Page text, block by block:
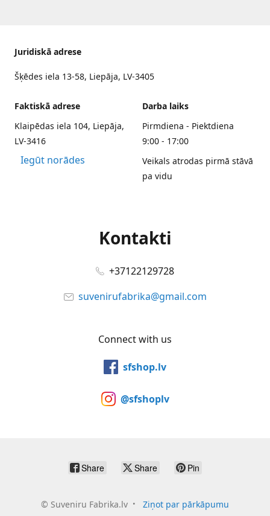
Juridiskā adrese
Šķēdes iela 13-58, Liepāja, LV-3405
Faktiskā adrese
Klaipēdas iela 104, Liepāja,
LV-3416
Iegūt norādes
Darba laiks
Pirmdiena - Piektdiena
9:00 - 17:00
Veikals atrodas pirmā stāvā
pa vidu
Kontakti
+37122129728
suvenirufabrika@gmail.com
Connect with us
sfshop.lv
@sfshoplv
Share Share Pin
© Suveniru Fabrika.lv Ziņot par pārkāpumu